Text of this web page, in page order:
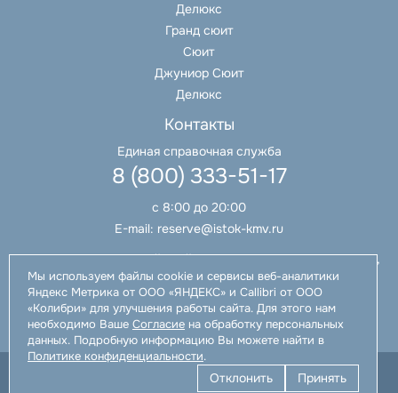
Делюкс
Гранд сюит
Сюит
Джуниор Сюит
Делюкс
Контакты
Единая справочная служба
8 (800) 333-51-17
с 8:00 до 20:00
E-mail: reserve@istok-kmv.ru
Адрес:Ставропольский край, Ессентуки, ул. Анджиевского,
23
© Санаторий «Истокъ», 2026
Мы используем файлы cookie и сервисы веб-аналитики
Яндекс Метрика от ООО «ЯНДЕКС» и Callibri от ООО
«Колибри» для улучшения работы сайта. Для этого нам
необходимо Ваше Согласие на обработку персональных
данных. Подробную информацию Вы можете найти в
Политике конфиденциальности.
Отклонить Принять